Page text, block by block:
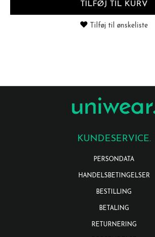
TILFØJ TIL KURV
Tilføj til ønskeliste
KUNDESERVICE.
PERSONDATA
HANDELSBETINGELSER
BESTILLING
BETALING
RETURNERING